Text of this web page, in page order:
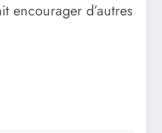
encourager d’autres